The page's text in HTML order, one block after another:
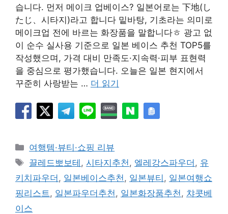
습니다. 먼저 메이크 업베이스? 일본어로는 下地(し
たじ、시타지)라고 합니다 밑바탕, 기초라는 의미로
메이크업 전에 바르는 화장품을 말합니다ㅎ 광고 없
이 순수 실사용 기준으로 일본 베이스 추천 TOP5를
작성했으며, 가격 대비 만족도·지속력·피부 표현력
을 중심으로 평가했습니다. 오늘은 일본 현지에서
꾸준히 사랑받는 … 더 읽기
카
테
리
여행템·뷰티·쇼핑 리뷰
태
그
끌레드뽀보테 ,시타지추천, 엘레강스파우더 , 유
키치파우더 , 일본베이스추천, 일본뷰티 , 일본여행쇼
핑리스트, 일본파우더추천, 일본화장품추천, 챠콧베
이스